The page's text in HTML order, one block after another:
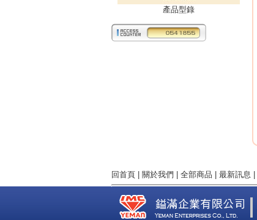
產品型錄
回首頁 關於我們 全部商品 最新訊息